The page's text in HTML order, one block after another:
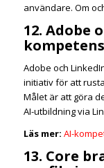
användare. Om
12. Adobe
Adobe och
initiativ för att
Målet är att göra
AI-utbildning via
Läs mer: AI-
13. Core